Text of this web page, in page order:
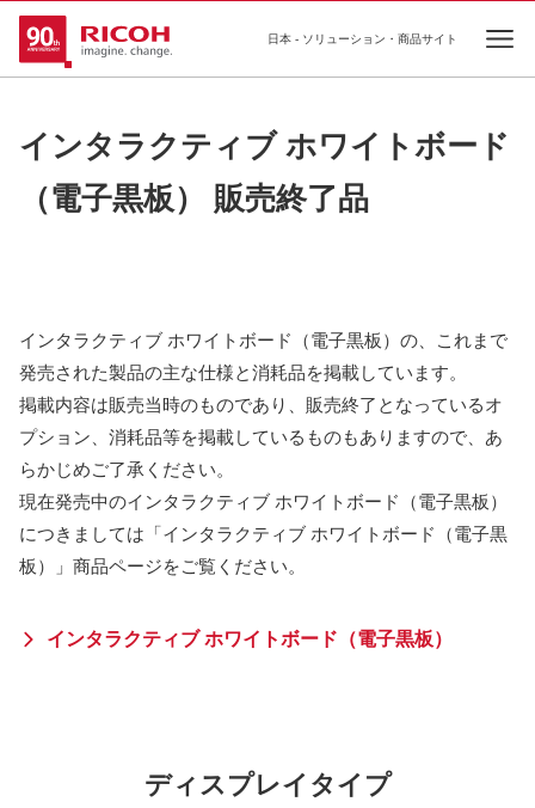
日本 - ソリューション・商品サイト
インタラクティブ ホワイトボード
（電子黒板） 販売終了品
インタラクティブ ホワイトボード（電子黒板）の、これまで
発売された製品の主な仕様と消耗品を掲載しています。
掲載内容は販売当時のものであり、販売終了となっているオ
プション、消耗品等を掲載しているものもありますので、あ
らかじめご了承ください。
現在発売中のインタラクティブ ホワイトボード（電子黒板）
につきましては「インタラクティブ ホワイトボード（電子黒
板）」商品ページをご覧ください。
インタラクティブ ホワイトボード（電子黒板）
ディスプレイタイプ